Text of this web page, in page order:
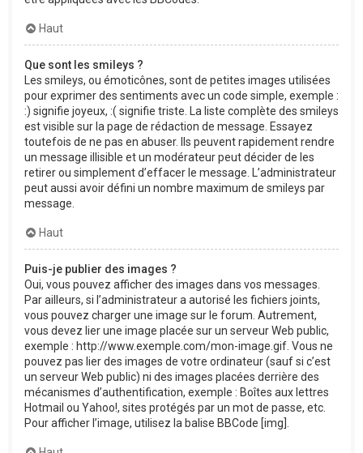
Haut
Que sont les smileys ?
Les smileys, ou émoticônes, sont de petites images utilisées
pour exprimer des sentiments avec un code simple, exemple :
:) signifie joyeux, :( signifie triste. La liste complète des smileys
est visible sur la page de rédaction de message. Essayez
toutefois de ne pas en abuser. Ils peuvent rapidement rendre
un message illisible et un modérateur peut décider de les
retirer ou simplement d’effacer le message. L’administrateur
peut aussi avoir défini un nombre maximum de smileys par
message.
Haut
Puis-je publier des images ?
Oui, vous pouvez afficher des images dans vos messages.
Par ailleurs, si l’administrateur a autorisé les fichiers joints,
vous pouvez charger une image sur le forum. Autrement,
vous devez lier une image placée sur un serveur Web public,
exemple : http://www.exemple.com/mon-image.gif. Vous ne
pouvez pas lier des images de votre ordinateur (sauf si c’est
un serveur Web public) ni des images placées derrière des
mécanismes d’authentification, exemple : Boîtes aux lettres
Hotmail ou Yahoo!, sites protégés par un mot de passe, etc.
Pour afficher l’image, utilisez la balise BBCode [img].